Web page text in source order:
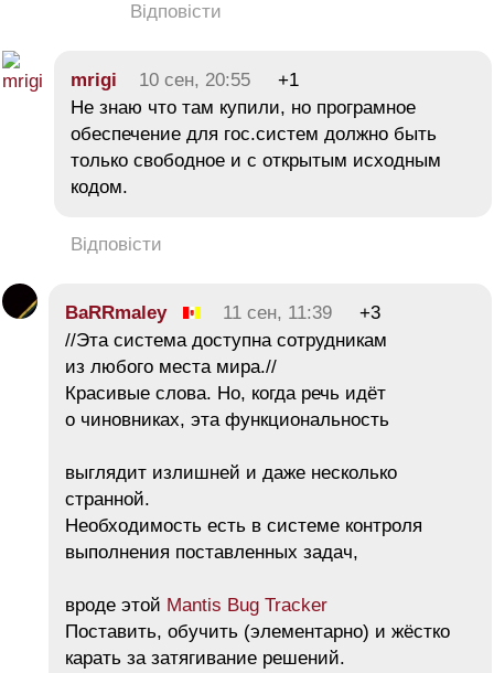
Відповісти
mrigi 10 сен, 20:55
+1
Не знаю что там купили, но програмное
обеспечение для гос.систем должно быть
только свободное и с открытым исходным
кодом.
Відповісти
BaRRmaley 11 сен, 11:39
+3
//Эта система доступна сотрудникам
из любого места мира.//
Красивые слова. Но, когда речь идёт
о чиновниках, эта функциональность
выглядит излишней и даже несколько
странной.
Необходимость есть в системе контроля
выполнения поставленных задач,
вроде этой Mantis Bug Tracker
Поставить, обучить (элементарно) и жёстко
карать за затягивание решений.